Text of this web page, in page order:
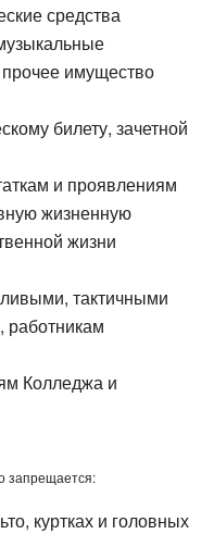
средства
имущество
билету, зачетной
и проявлениям
жизненную
жизни
тактичными
работникам
Колледжа и
запрещается:
куртках и головных